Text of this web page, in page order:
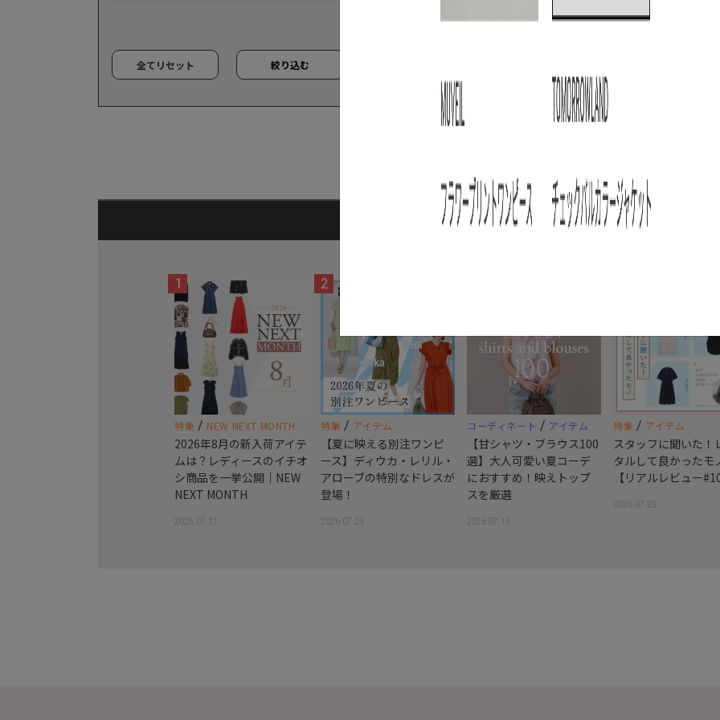
全てリセット 絞り込む
ARTICLE RANKING
1
特集 / NEW NEXT MONTH
2026年8月の新入荷アイテ
ムは？レディースのイチオ
シ商品を一挙公開｜NEW
NEXT MONTH
2026.07.31
2
特集 / アイテム
【夏に映える別注ワンピ
ース】ディウカ・レリル・
アローブの特別なドレスが
登場！
2026.07.23
コーディネート / アイテム
【甘シャツ・ブラウス100
選】大人可愛い夏コーデ
におすすめ！映えトップ
スを厳選
2026.07.16
特集 / アイテム
スタッフに聞いた！
タルして良かったモ
【リアルレビュー
2026.07.28